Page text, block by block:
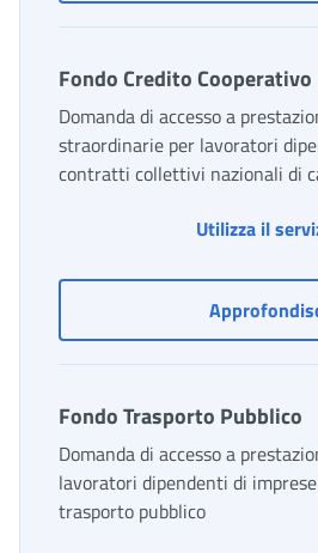
Fondo Credito Cooperativo
Domanda di accesso a
straordinarie per lavoratori
contratti collettivi nazionali di
Utilizza il
Fondo Trasporto Pubblico
Domanda di accesso a
lavoratori dipendenti di
trasporto pubblico